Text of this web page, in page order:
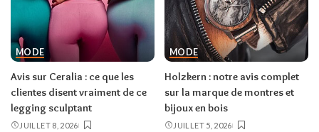
MODE
Avis sur Ceralia : ce que les
clientes disent vraiment de ce
legging sculptant
JUILLET 8, 2026
MODE
Holzkern : notre avis complet
sur la marque de montres et
bijoux en bois
JUILLET 5, 2026